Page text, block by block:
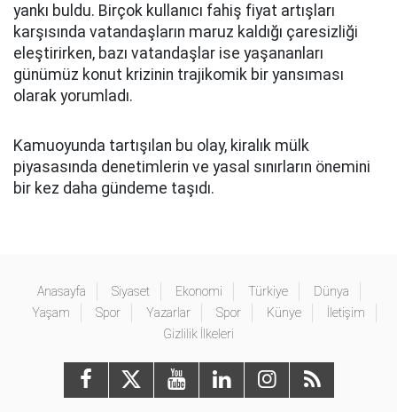
yankı buldu. Birçok kullanıcı fahiş fiyat artışları
karşısında vatandaşların maruz kaldığı çaresizliği
eleştirirken, bazı vatandaşlar ise yaşananları
günümüz konut krizinin trajikomik bir yansıması
olarak yorumladı.
Kamuoyunda tartışılan bu olay, kiralık mülk
piyasasında denetimlerin ve yasal sınırların önemini
bir kez daha gündeme taşıdı.
Anasayfa Siyaset Ekonomi Türkiye
Dünya
Yaşam
Spor Yazarlar Spor Künye
İletişim
Gizlilik İlkeleri